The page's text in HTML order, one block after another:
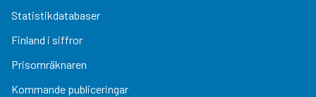
Statistikdatabaser
Finland i siffror
Prisomräknaren
Kommande publiceringar